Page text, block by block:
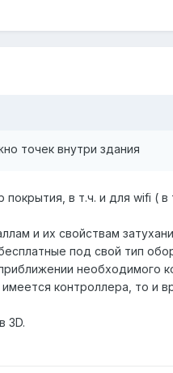
точек внутри здания
в т.ч. и для wifi (
и их свойствам
под свой тип
необходимого
контроллера, то и
3D.